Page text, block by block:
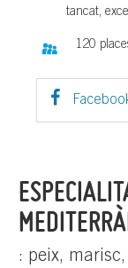
: peix,
tancat,
120